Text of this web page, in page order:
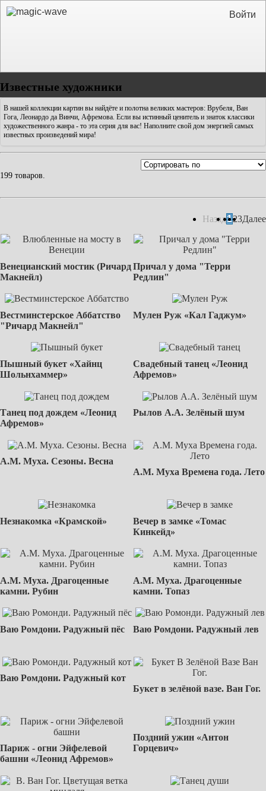
Войти
Известные художники
В нашей коллекции картин вы найдёте и полотна великих мастеров: Врубеля, Ван
Гога, Леонардо да Винчи, Афремова. Если вы истинный ценитель и знаток классики
художественного жанра - то эта серия для вас! Наполните свой дом энергией самых
известных произведений мира!
199 товаров.
Назад123Далее
Венецианский мостик (Ричард
Макнейл)
Причал у дома "Терри
Редлин"
Вестминстерское Аббатство
"Ричард Макнейл"
Мулен Руж «Кал Гаджум»
Пышный букет «Хайнц
Шольнхаммер»
Свадебный танец «Леонид
Афремов»
Танец под дождем «Леонид
Афремов»
Рылов А.А. Зелёный шум
А.М. Муха. Сезоны. Весна
А.М. Муха Времена года. Лето
Незнакомка «Крамской»
Вечер в замке «Томас
Кинкейд»
А.М. Муха. Драгоценные
камни. Рубин
А.М. Муха. Драгоценные
камни. Топаз
Ваю Ромдони. Радужный пёс Ваю Ромдони. Радужный лев
Ваю Ромдони. Радужный кот
Букет в зелёной вазе. Ван Гог.
Париж - огни Эйфелевой
башни «Леонид Афремов»
Поздний ужин «Антон
Горцевич»